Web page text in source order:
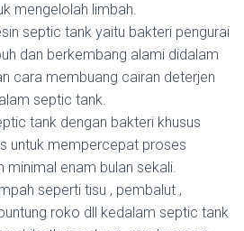
mengelolah limbah.
septic tank yaitu bakteri pengurai
dan berkembang alami didalam
cara membuang cairan deterjen
septic tank.
tank dengan bakteri khusus
untuk mempercepat proses
minimal enam bulan sekali.
seperti tisu , pembalut ,
roko dll kedalam septic tank